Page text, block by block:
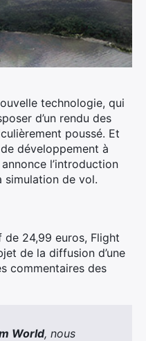
technologie, qui
d’un rendu des
poussé. Et
développement à
l’introduction
simulation de vol.
de 24,99 euros, Flight
de la diffusion d’une
commentaires des
World, nous